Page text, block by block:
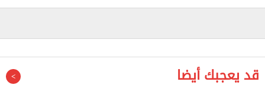
جنح أول أكتوبر للمتهمين "م. ح"، مدير مصنع سيارات،
مواطن، معظمهم من السائقين، بعدما أوهماهم
بإمكانية شراء سيارات ربع نقل بنصف قيمتها السوقية
قد يعجبك أيضا